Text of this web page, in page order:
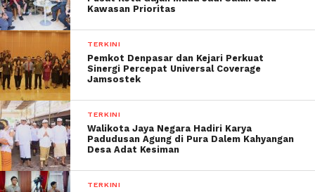
Kawasan Prioritas
TERKINI
Pemkot Denpasar dan Kejari Perkuat
Sinergi Percepat Universal Coverage
Jamsostek
TERKINI
Walikota Jaya Negara Hadiri Karya
Padudusan Agung di Pura Dalem Kahyangan
Desa Adat Kesiman
TERKINI